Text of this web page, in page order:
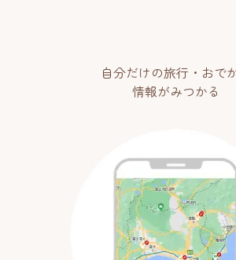
自分だけの旅行・おで
情報がみつかる